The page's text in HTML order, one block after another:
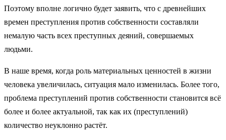
Поэтому вполне логично будет заявить, что с древнейших
времен преступления против собственности составляли
немалую часть всех преступных деяний, совершаемых
людьми.
В наше время, когда роль материальных ценностей в жизни
человека увеличилась, ситуация мало изменилась. Более того,
проблема преступлений против собственности становится всё
более и более актуальной, так как их (преступлений)
количество неуклонно растёт.